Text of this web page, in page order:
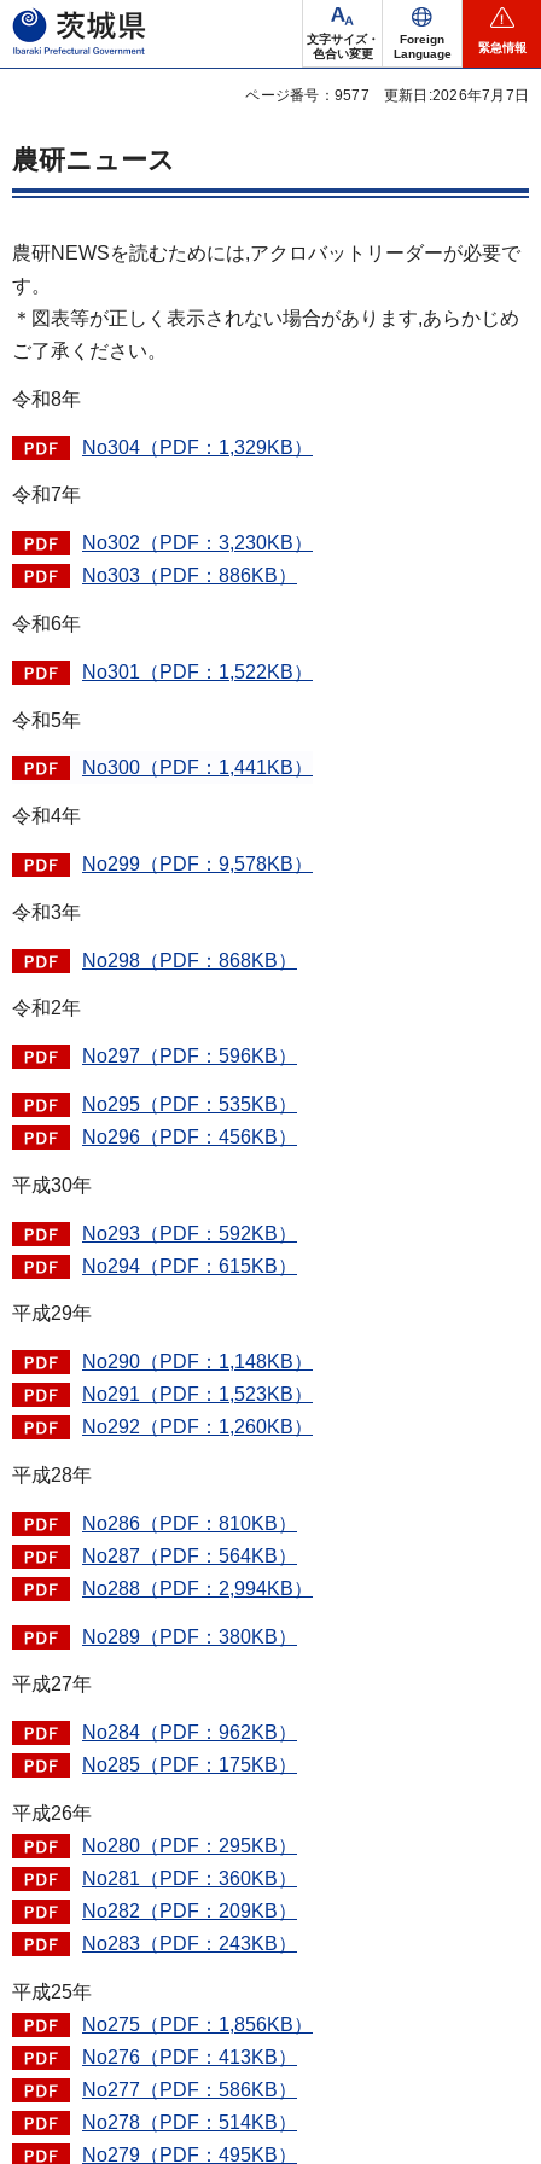
茨城県
文字サイズ・
色合い変更
Foreign
Language
緊急情報
ページ番号：9577 更新日:2026年7月7日
農研ニュース
農研NEWSを読むためには,アクロバットリーダーが必要で
す。
＊図表等が正しく表示されない場合があります,あらかじめ
ご了承ください。
令和8年
No304（PDF：1,329KB）
令和7年
No302（PDF：3,230KB）
No303（PDF：886KB）
令和6年
No301（PDF：1,522KB）
令和5年
No300（PDF：1,441KB）
令和4年
No299（PDF：9,578KB）
令和3年
No298（PDF：868KB）
令和2年
No297（PDF：596KB）
No295（PDF：535KB）
No296（PDF：456KB）
平成30年
No293（PDF：592KB）
No294（PDF：615KB）
平成29年
No290（PDF：1,148KB）
No291（PDF：1,523KB）
No292（PDF：1,260KB）
平成28年
No286（PDF：810KB）
No287（PDF：564KB）
No288（PDF：2,994KB）
No289（PDF：380KB）
平成27年
No284（PDF：962KB）
No285（PDF：175KB）
平成26年
No280（PDF：295KB）
No281（PDF：360KB）
No282（PDF：209KB）
No283（PDF：243KB）
平成25年
No275（PDF：1,856KB）
No276（PDF：413KB）
No277（PDF：586KB）
No278（PDF：514KB）
No279（PDF：495KB）